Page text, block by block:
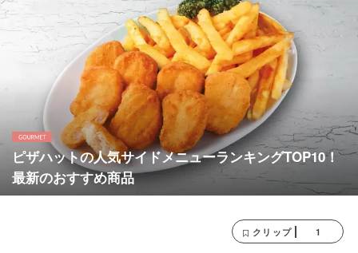
ピザハットの人気サイドメニューランキングTOP10！
最新のおすすめ商品
クリップ 1